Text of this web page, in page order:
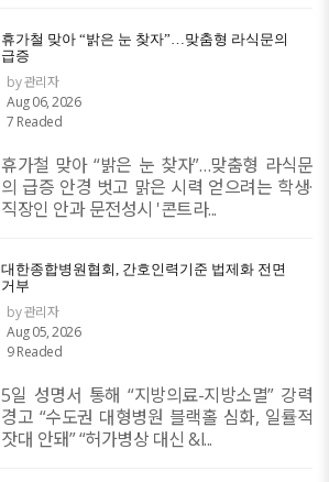
휴가철 맞아 “밝은 눈 찾자”…맞춤형 라식문의
급증
by 관리자
Aug 06, 2026
7 Readed
휴가철 맞아 “밝은 눈 찾자”…맞춤형 라식문
의 급증 안경 벗고 맑은 시력 얻으려는 학생·
직장인 안과 문전성시 '콘트라...
대한종합병원협회, 간호인력기준 법제화 전면
거부
by 관리자
Aug 05, 2026
9 Readed
5일 성명서 통해 “지방의료-지방소멸” 강력
경고 “수도권 대형병원 블랙홀 심화, 일률적
잣대 안돼” “허가병상 대신 &l...